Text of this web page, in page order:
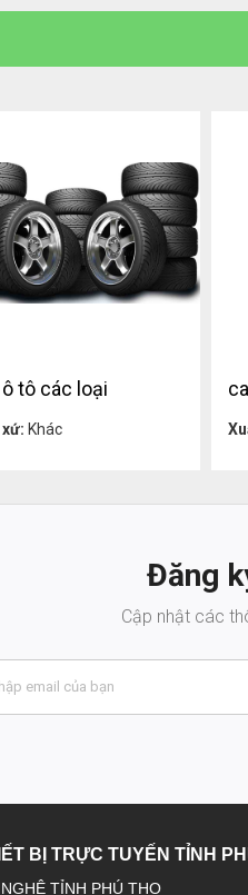
tô các loại
Khác
Đăng
Cập nhật các
BỊ TRỰC TUYẾN TỈNH
TỈNH PHÚ THỌ